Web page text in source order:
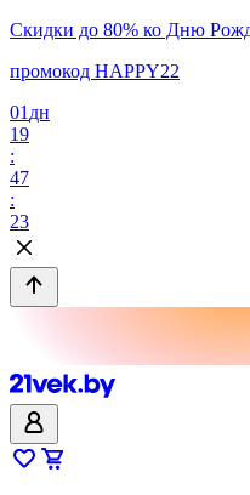
Скидки до 80% ко Дню
промокод HAPPY22
01 дн
19
:
47
:
23